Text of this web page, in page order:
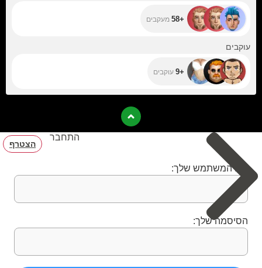
+58 מעקבים
עוקבים
+9 עוקבים
התחבר
הצטרף
שם המשתמש שלך:
הסיסמה שלך: